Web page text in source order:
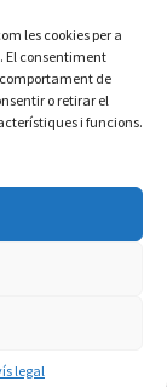
les cookies per a
El consentiment
de
o retirar el
i funcions.
legal